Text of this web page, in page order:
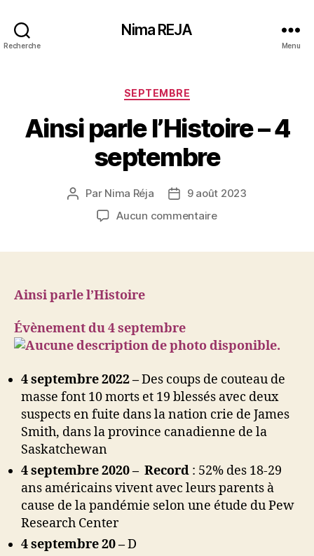
Recherche
Nima REJA
Menu
Catégories
SEPTEMBRE
Ainsi parle l’Histoire – 4
septembre
Auteur
l’article
Par Nima Réja
Date9 août 2023
Aucun commentairesur
Ainsi parle l’Histoire
Évènement du 4 septembre
4 septembre 2022 –Des coups de couteau de
masse font 10 morts et 19 blessés avec deux
suspects en fuite dans la nation crie de James
Smith, dans la province canadienne de la
Saskatchewan
4 septembre 2020 – Record : 52% des 18-29
ans américains vivent avec leurs parents à
cause de la pandémie selon une étude du Pew
Research Center
4 septembre 20 –D